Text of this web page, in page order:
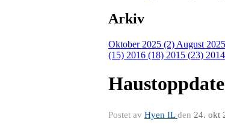
Arkiv
Oktober 2025 (2) August
(15) 2016 (18) 2015 (23)
Postet av Hyen ILden 24. okt